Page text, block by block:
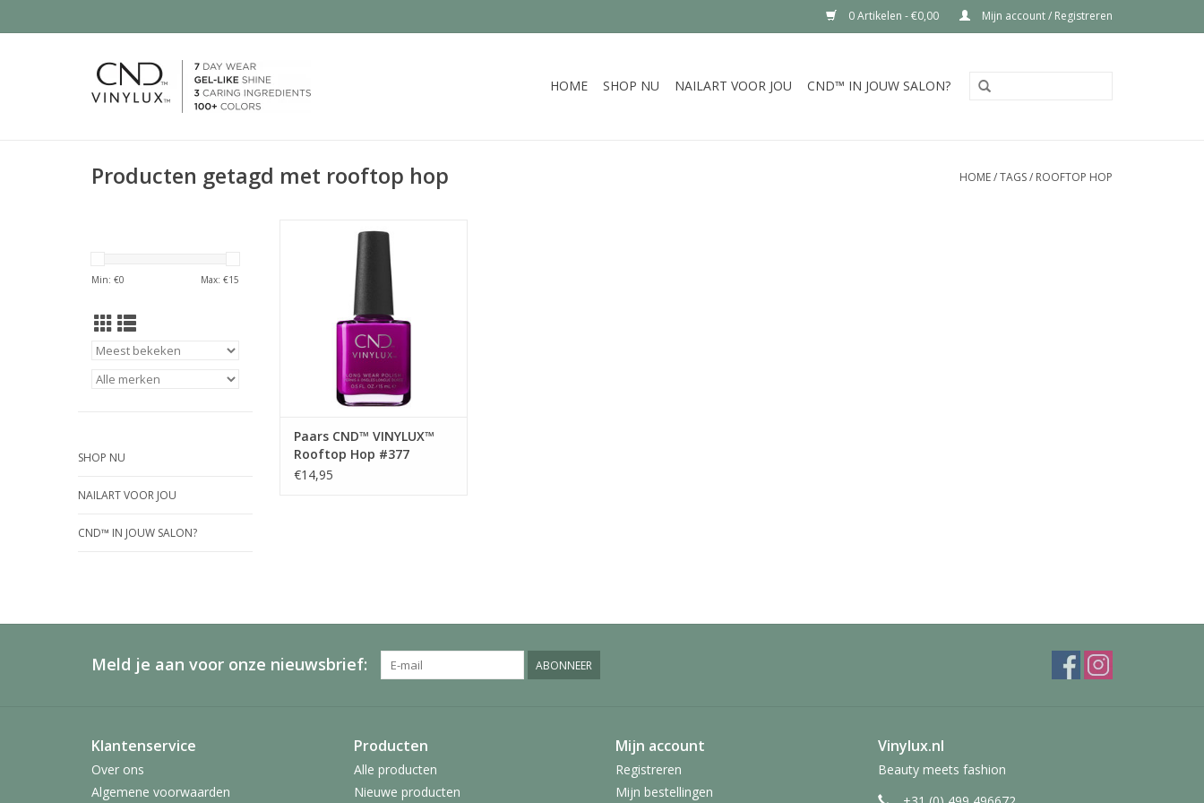
0 Artikelen - €0,00 Mijn account / Registreren
HOME SHOP NU NAILART VOOR JOU CND™ IN JOUW SALON?
Producten getagd met rooftop hop HOME/TAGS/ ROOFTOP HOP
Min: €0 Max: €15
SHOP NU
NAILART VOOR JOU
CND™ IN JOUW SALON?
Paarse kleur
TOEVOEGEN AAN WINKELWAGEN
Paars CND™ VINYLUX™
Rooftop Hop #377
€14,95
Meld je aan voor onze nieuwsbrief: ABONNEER
Klantenservice
Over ons
Algemene voorwaarden
Producten
Alle producten
Nieuwe producten
Mijn account
Registreren
Mijn bestellingen
Vinylux.nl
Beauty meets fashion